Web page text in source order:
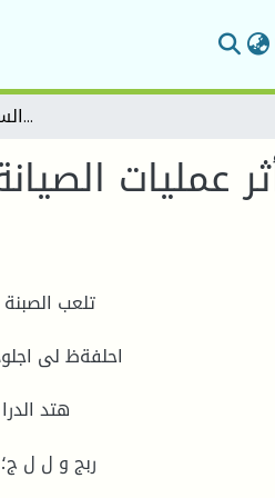
أثر عمليات الصيانة في تخفيض تكاليف الانتاج دراسة حالة مؤسسة أنابيب السقي الزراعي برج بوعريريج (IRRAGRIS)
عمليات
تلعب
احلفةظ لى
هتد